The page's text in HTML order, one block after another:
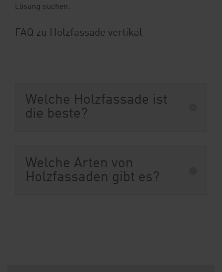
Lösung suchen.
FAQ zu Holzfassade vertikal
Welche Holzfassade ist
die beste?
Welche Arten von
Holzfassaden gibt es?